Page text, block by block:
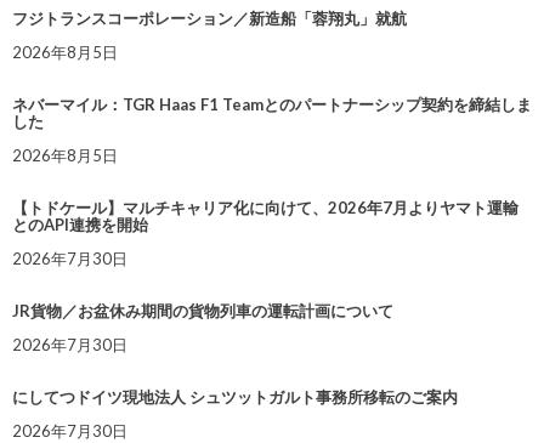
フジトランスコーポレーション／新造船「蓉翔丸」就航
2026年8月5日
ネバーマイル：TGR Haas F1 Teamとのパートナーシップ契約を締結しま
した
2026年8月5日
【トドケール】マルチキャリア化に向けて、2026年7月よりヤマト運輸
とのAPI連携を開始
2026年7月30日
JR貨物／お盆休み期間の貨物列車の運転計画について
2026年7月30日
にしてつドイツ現地法人 シュツットガルト事務所移転のご案内
2026年7月30日